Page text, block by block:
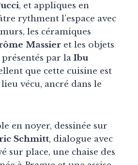
, et appliques en
rythment l’espace avec
les céramiques
Massier et les objets
par la Ibu
que cette cuisine est
vécu, ancré dans le
en noyer, dessinée sur
Schmitt, dialogue avec
sur place, une chaise des